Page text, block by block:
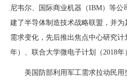
尼韦尔、国际商业机器（IBM）等公
建了半导体制造技术战略联盟，并
需求变化，先后推出焦点中心研究
年）、联合大学微电子计划（2018
美国防部利用军工需求拉动民